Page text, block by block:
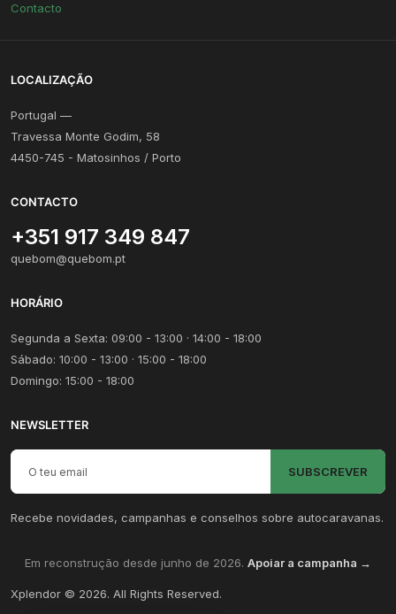
Contacto
LOCALIZAÇÃO
Portugal —
Travessa Monte Godim, 58
4450-745 - Matosinhos / Porto
CONTACTO
+351 917 349 847
quebom@quebom.pt
HORÁRIO
Segunda a Sexta: 09:00 - 13:00 · 14:00 - 18:00
Sábado: 10:00 - 13:00 · 15:00 - 18:00
Domingo: 15:00 - 18:00
NEWSLETTER
Email para newsletter
SUBSCREVER
Recebe novidades, campanhas e conselhos sobre autocaravanas.
Em reconstrução desde junho de 2026. Apoiar a campanha →
Xplendor © 2026. All Rights Reserved.